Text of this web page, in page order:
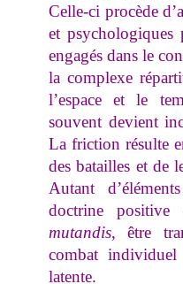
Celle-ci procède
et psychologiques
engagés dans le
la complexe
l’espace et le
souvent devient
La friction résulte
des batailles et de
Autant
doctrine
mutandis, être
combat
latente.